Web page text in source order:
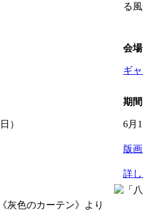
る
会場
ギ
）
期間
6月
版
詳
灰色のカーテン》より